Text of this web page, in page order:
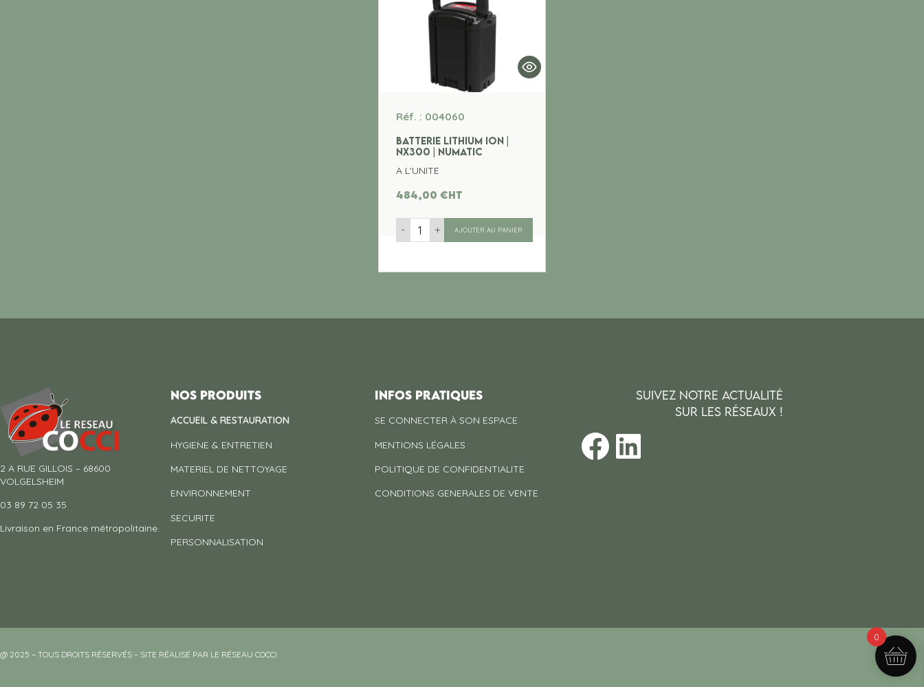
Réf. : 004060
BATTERIE LITHIUM ION |
NX300 | NUMATIC
A L'UNITE
484,00€ht
- + AJOUTER AU PANIER
2 A RUE GILLOIS – 68600
VOLGELSHEIM
03 89 72 05 35
Livraison en France métropolitaine.
Nos produits
ACCUEIL & RESTAURATION
HYGIENE & ENTRETIEN
MATERIEL DE NETTOYAGE
ENVIRONNEMENT
SECURITE
PERSONNALISATION
INFOS PRATIQUES
SE CONNECTER À SON ESPACE
MENTIONS LÉGALES
POLITIQUE DE CONFIDENTIALITE
CONDITIONS GENERALES DE VENTE
SUIVEZ NOTRE ACTUALITÉ
SUR LES RÉSEAUX !
@ 2025 – TOUS DROITS RÉSERVÉS – SITE RÉALISÉ PAR LE RÉSEAU COCCI
0